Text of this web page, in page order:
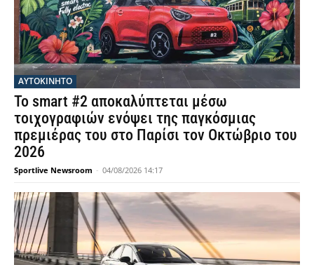
ΑΥΤΟΚΙΝΗΤΟ
Το smart #2 αποκαλύπτεται μέσω
τοιχογραφιών ενόψει της παγκόσμιας
πρεμιέρας του στο Παρίσι τον Οκτώβριο του
2026
Sportlive Newsroom - 04/08/2026 14:17